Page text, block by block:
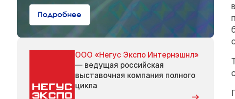
Подробнее
ООО «Негус Экспо Интернэшнл»
— ведущая российская
выставочная компания полного
цикла